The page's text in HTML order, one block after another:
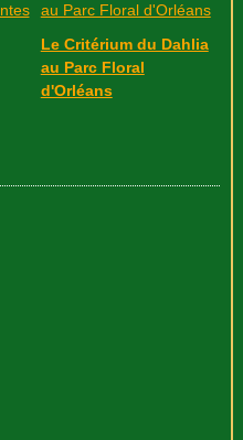
Le Critérium du Dahlia
au Parc Floral
d'Orléans